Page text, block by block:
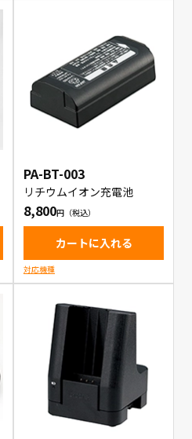
PA-BT-003
リチウムイオン充電池
8,800
カートに入れる
対応機種